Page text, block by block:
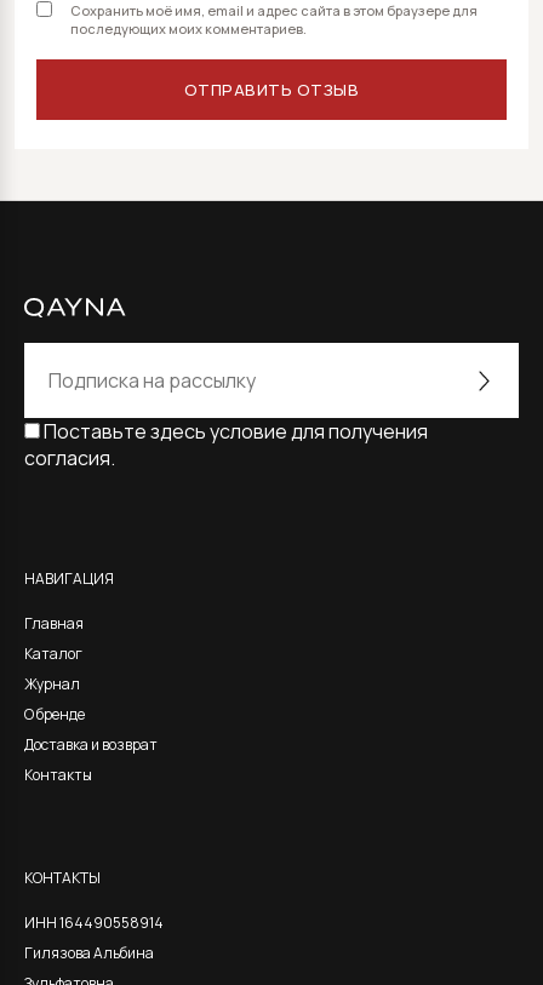
Сохранить моё имя, email и адрес сайта в этом браузере для
последующих моих комментариев.
Поставьте здесь условие для получения
согласия.
НАВИГАЦИЯ
Главная
Каталог
Журнал
О бренде
Доставка и возврат
Контакты
КОНТАКТЫ
ИНН 164490558914
Гилязова Альбина